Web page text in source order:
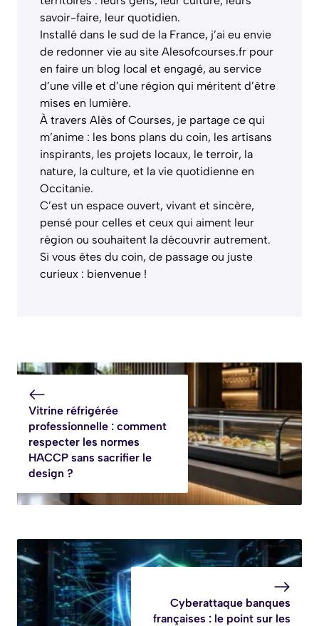
savoir-faire, leur quotidien.
Installé dans le sud de la France, j’ai eu envie
de redonner vie au site Alesofcourses.fr pour
en faire un blog local et engagé, au service
d’une ville et d’une région qui méritent d’être
mises en lumière.
À travers Alès of Courses, je partage ce qui
m’anime : les bons plans du coin, les artisans
inspirants, les projets locaux, le terroir, la
nature, la culture, et la vie quotidienne en
Occitanie.
C’est un espace ouvert, vivant et sincère,
pensé pour celles et ceux qui aiment leur
région ou souhaitent la découvrir autrement.
Si vous êtes du coin, de passage ou juste
curieux : bienvenue !
Vitrine réfrigérée
professionnelle : comment
respecter les normes
HACCP sans sacrifier le
design ?
Cyberattaque banques
françaises : le point sur les